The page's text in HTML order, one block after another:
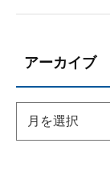
アーカイブ